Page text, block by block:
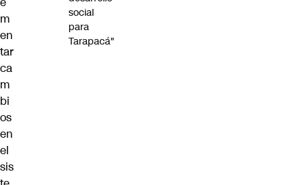
m
en
tar
ca
m
bi
os
en
el
sis
social
para
Tarapacá"